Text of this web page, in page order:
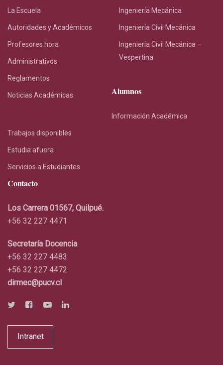
La Escuela
Autoridades y Académicos
Profesores hora
Administrativos
Reglamentos
Noticias Académicas
Ingeniería Mecánica
Ingeniería Civil Mecánica
Ingeniería Civil Mecánica –
Vespertina
Alumnos
Información Académica
Trabajos disponibles
Estudia afuera
Servicios a Estudiantes
Contacto
Los Carrera 01567, Quilpué.
+56 32 227 4471
Secretaría Docencia
+56 32 227 4483
+56 32 227 4472
dirmec@pucv.cl
Intranet